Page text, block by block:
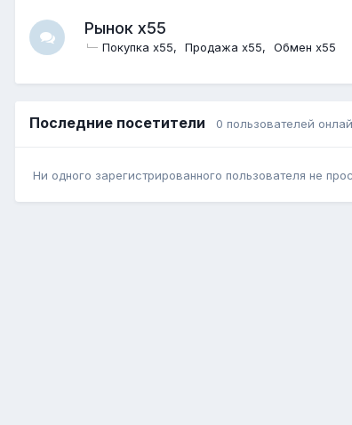
Рынок x55
Покупка x55 Продажа x55 Обмен x55
Последние посетители 0 пользователей
Ни одного зарегистрированного пользователя не